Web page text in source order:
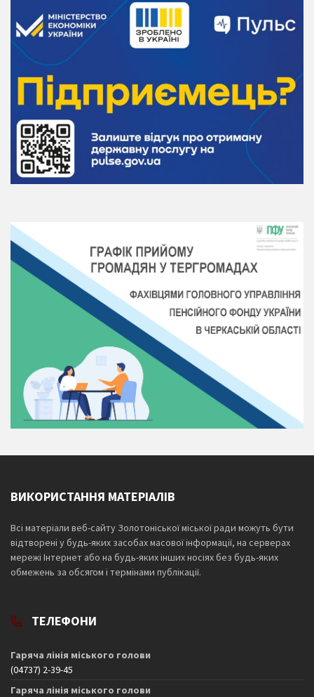
ВИКОРИСТАННЯ МАТЕРІАЛІВ
Всі матеріали веб-сайту Золотоніської міської ради можуть бути
відтворені у будь-яких засобах масової інформації, на серверах
мережі Інтернет або на будь-яких інших носіях без будь-яких
обмежень за обсягом і термінами публікації.
ТЕЛЕФОНИ
Гаряча лінія міського голови
(04737) 2-39-45
Гаряча лінія міського голови